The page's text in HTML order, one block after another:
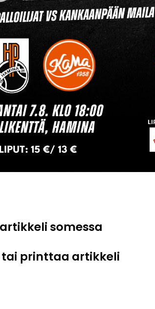
somessa
tai printtaa artikkeli